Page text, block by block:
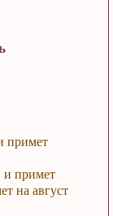
примет
и примет
на август